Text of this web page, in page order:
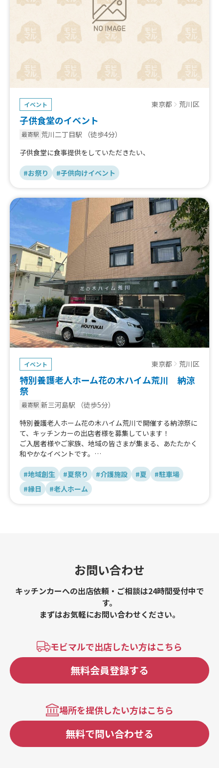
イベント 東京都 荒川区
子供食堂のイベント
最寄駅 荒川二丁目駅
（徒歩4分）
子供食堂に食事提供をしていただきたい、
#お祭り #子供向けイベント
イベント 東京都 荒川区
特別養護老人ホーム花の木ハイム荒川 納涼
祭
最寄駅 新三河島駅
（徒歩5分）
特別養護老人ホーム花の木ハイム荒川で開催する納涼祭に
て、キッチンカーの出店者様を募集しています！
ご入居者様やご家族、地域の皆さまが集まる、あたたかく
和やかなイベントです。
「おいしい」と「楽しい」で、夏の思い出づくりを一緒に
しませんか？
小規模で落ち着いた雰囲気なので、初出店の方も歓迎で
#地域創生 #夏祭り #介護施設 #夏
#駐車場
#縁日
#老人ホーム
お問い合わせ
キッチンカーへの出店依頼・ご相談は24時間受付中で
す。
まずはお気軽にお問い合わせください。
モビマルで出店したい方はこちら
無料会員登録する
場所を提供したい方はこちら
無料で問い合わせる